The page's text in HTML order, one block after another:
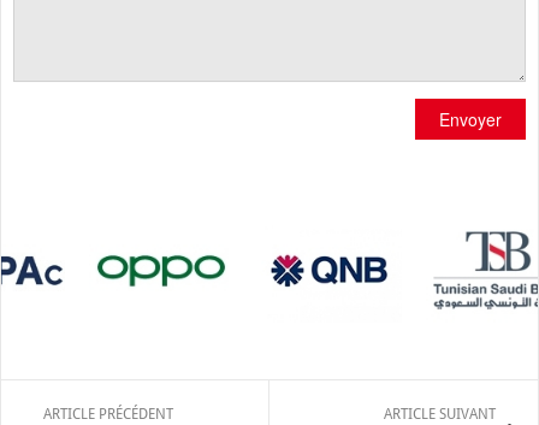
Envoyer
ARTICLE PRÉCÉDENT ARTICLE SUIVANT